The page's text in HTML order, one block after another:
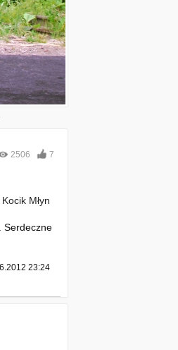
2506 7
Młyn
Serdeczne
23:24